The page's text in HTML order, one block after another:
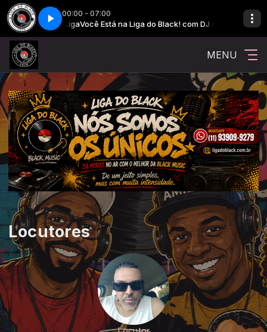
00:00 - 07:00
com DJ da Liga Você Está na Liga do Black! com DJ da Liga
MENU
Locutores